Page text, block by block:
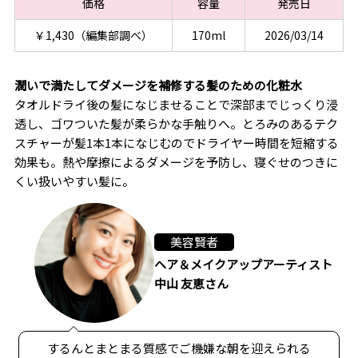
価格 容量
発売日
￥1,430（編集部調べ）
170ml 2026/03/14
潤いで満たしてダメージを補修する髪のための化粧水
タオルドライ後の髪になじませることで深部までじっくり浸
透し、ゴワついた髪が柔らかな手触りへ。とろみのあるテク
スチャーが髪1本1本になじむのでドライヤー時間を短縮する
効果も。熱や摩擦によるダメージを予防し、寝ぐせのつきに
くい扱いやすい髪に。
美容賢者
ヘア＆メイクアップアーティスト
中山 友恵さん
するんとまとまる質感でご機嫌な朝を迎えられる